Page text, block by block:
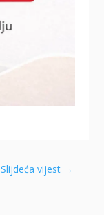
Slijdeća vijest →